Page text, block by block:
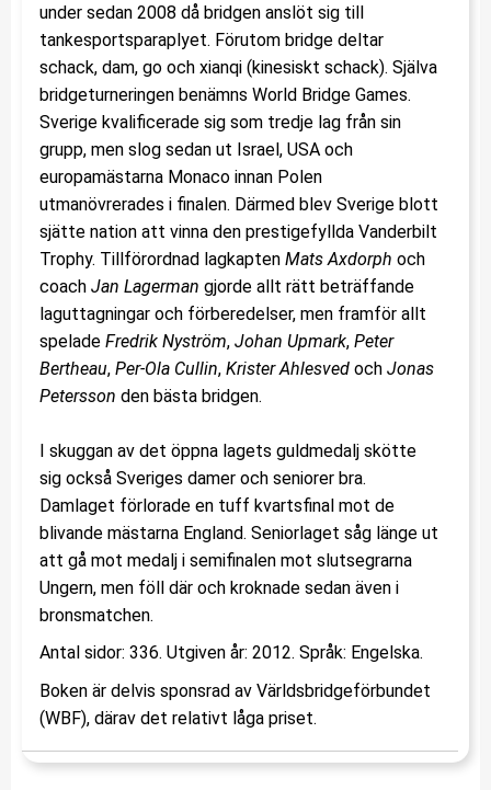
under sedan 2008 då bridgen anslöt sig till
tankesportsparaplyet. Förutom bridge deltar
schack, dam, go och xianqi (kinesiskt schack). Själva
bridgeturneringen benämns World Bridge Games.
Sverige kvalificerade sig som tredje lag från sin
grupp, men slog sedan ut Israel, USA och
europamästarna Monaco innan Polen
utmanövrerades i finalen. Därmed blev Sverige blott
sjätte nation att vinna den prestigefyllda Vanderbilt
Trophy. Tillförordnad lagkapten Mats Axdorph och
coach Jan Lagerman gjorde allt rätt beträffande
laguttagningar och förberedelser, men framför allt
spelade Fredrik Nyström, Johan Upmark, Peter
Bertheau, Per-Ola Cullin, Krister Ahlesved och Jonas
Petersson den bästa bridgen.
I skuggan av det öppna lagets guldmedalj skötte
sig också Sveriges damer och seniorer bra.
Damlaget förlorade en tuff kvartsfinal mot de
blivande mästarna England. Seniorlaget såg länge ut
att gå mot medalj i semifinalen mot slutsegrarna
Ungern, men föll där och kroknade sedan även i
bronsmatchen.
Antal sidor: 336. Utgiven år: 2012. Språk: Engelska.
Boken är delvis sponsrad av Världsbridgeförbundet
(WBF), därav det relativt låga priset.